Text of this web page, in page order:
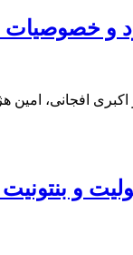
و خصوصیات
اکبری افجانی، امین
و